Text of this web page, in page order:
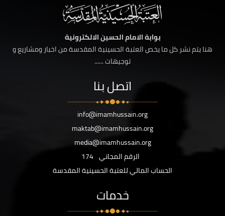
بوابة الامام الحسين الالكترونية
هنا يتم نشر كل ما يخص العتبة الحسينية المقدسة من اخبار ومشاريع و
توجيهات ......
اتصل بنا
info@imamhussain.org
maktab@imamhussain.org
media@imamhussain.org
الرقم المجاني 174
الحساب المالي للعتبة الحسينية المقدسة
خدمات